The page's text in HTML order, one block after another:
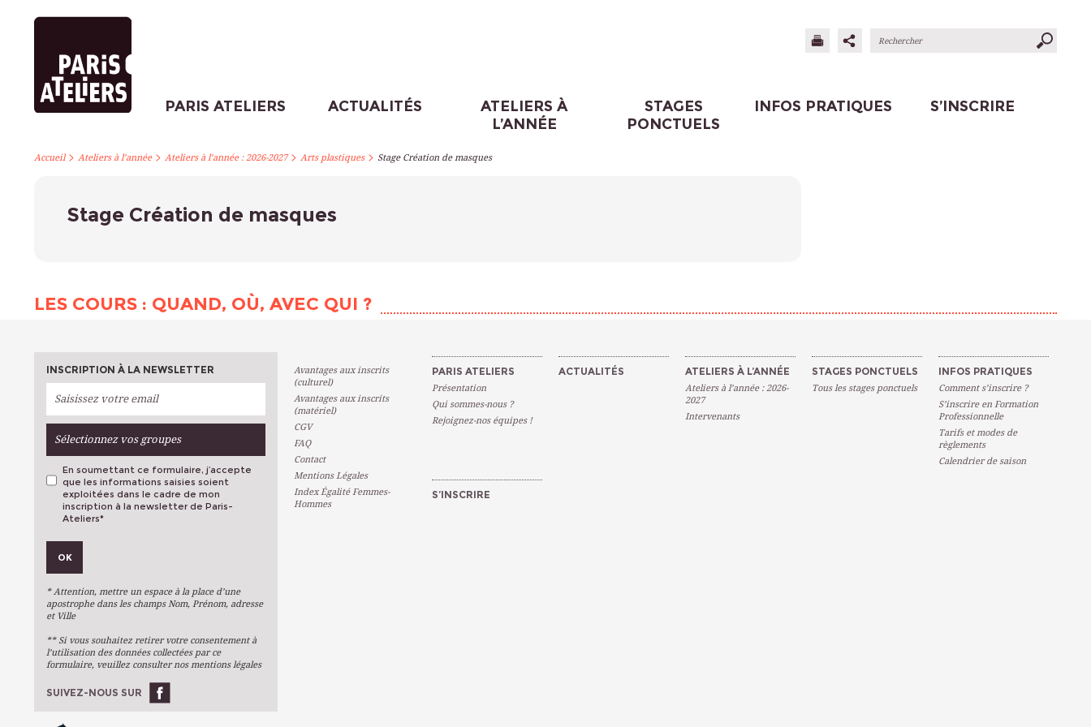
PARIS ATELIERS ACTUALITÉS
ATELIERS À
L’ANNÉE
STAGES
PONCTUELS
INFOS PRATIQUES S’INSCRIRE
Accueil> Ateliers à l’année> Ateliers à l’année : 2026-2027> Arts plastiques> Stage Création de masques
Stage Création de masques
LES COURS : QUAND, OÙ, AVEC QUI ?
INSCRIPTION À LA NEWSLETTER
Sélectionnez vos groupes
Métiers D'art
Arts Du Texte
Stages Ponctuels
Ateliers À L'année
OK
En soumettant ce formulaire, j’accepte
que les informations saisies soient
exploitées dans le cadre de mon
inscription à la newsletter de Paris-
Ateliers*
OK
* Attention, mettre un espace à la place d’une
apostrophe dans les champs Nom, Prénom, adresse
et Ville
** Si vous souhaitez retirer votre consentement à
l’utilisation des données collectées par ce
formulaire, veuillez consulter nos mentions légales
SUIVEZ-NOUS SUR
Avantages aux inscrits
(culturel)
Avantages aux inscrits
(matériel)
CGV
FAQ
Contact
Mentions Légales
Index Égalité Femmes-
Hommes
PARIS ATELIERS
Présentation
Qui sommes-nous ?
Rejoignez-nos équipes !
ACTUALITÉS ATELIERS À L’ANNÉE
Ateliers à l’année : 2026-
2027
Intervenants
STAGES PONCTUELS
Tous les stages ponctuels
INFOS PRATIQUES
Comment s’inscrire ?
S’inscrire en Formation
Professionnelle
Tarifs et modes de
règlements
Calendrier de saison
S’INSCRIRE